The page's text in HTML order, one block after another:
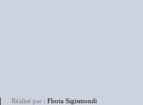
Réalisé par : Floria Sigismondi